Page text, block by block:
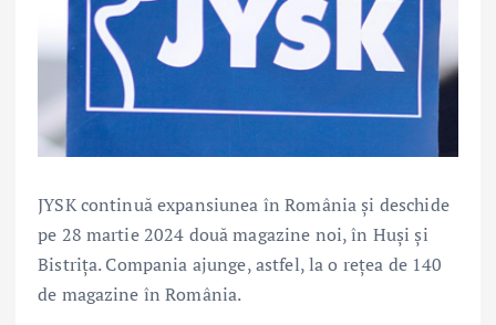
JYSK continuă expansiunea în România și deschide
pe 28 martie 2024 două magazine noi, în Huși și
Bistrița. Compania ajunge, astfel, la o rețea de 140
de magazine în România.